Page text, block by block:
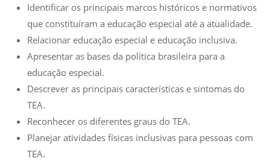
Identificar os principais marcos históricos e normativos
que constituíram a educação especial até a atualidade.
Relacionar educação especial e educação inclusiva.
Apresentar as bases da política brasileira para a
educação especial.
Descrever as principais características e sintomas do
TEA.
Reconhecer os diferentes graus do TEA.
Planejar atividades físicas inclusivas para pessoas com
TEA.